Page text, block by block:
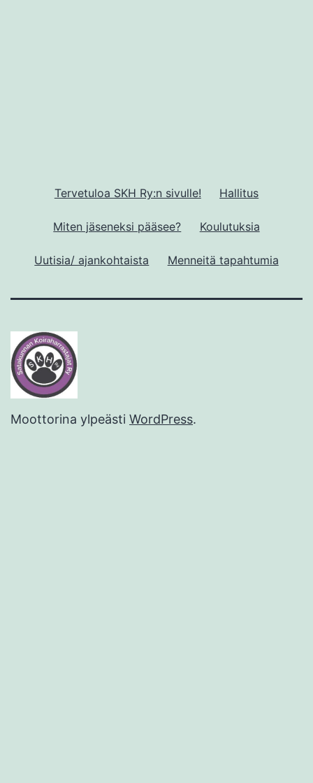
Tervetuloa SKH Ry:n sivulle! Hallitus
Miten jäseneksi pääsee? Koulutuksia
Uutisia/ ajankohtaista Menneitä tapahtumia
Moottorina ylpeästi WordPress.